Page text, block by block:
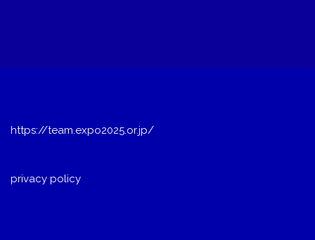
https://team.expo2025.or.jp/
privacy policy